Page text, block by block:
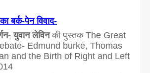
बर्क-पेन विवाद-
युवान लेविन की पुस्तक The Great
Edmund burke, Thomas
and the Birth of Right and Left